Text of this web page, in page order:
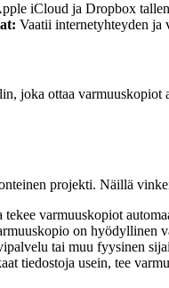
iCloud ja Dropbox
Vaatii internetyhteyden ja
joka ottaa varmuuskopiot
projekti. Näillä
varmuuskopiot
on hyödyllinen
tai muu fyysinen
tiedostoja usein, tee